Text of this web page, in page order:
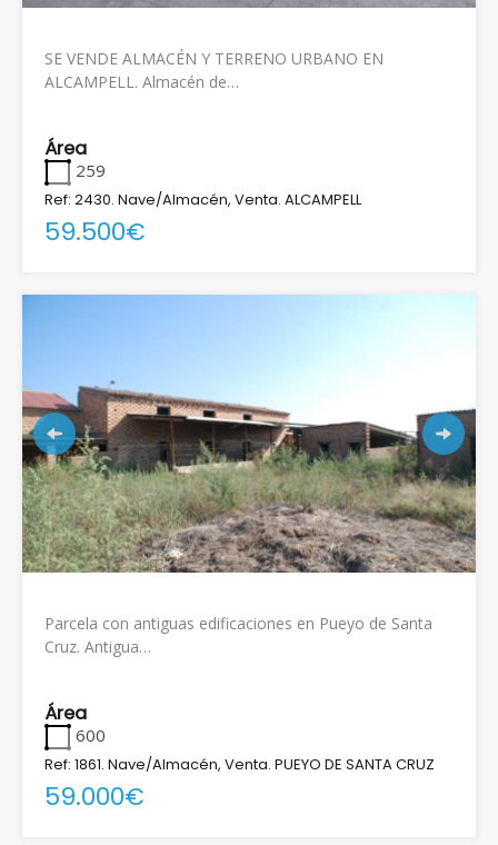
SE VENDE ALMACÉN Y TERRENO URBANO EN
ALCAMPELL. Almacén de…
Área
259
Ref: 2430. Nave/Almacén, Venta. ALCAMPELL
59.500€
Parcela con antiguas edificaciones en Pueyo de Santa
Cruz. Antigua…
Área
600
Ref: 1861. Nave/Almacén, Venta. PUEYO DE SANTA CRUZ
59.000€